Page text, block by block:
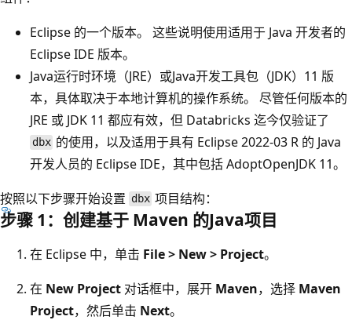
Eclipse 的一个版本。 这些说明使用适用于 Java 开发者的
Eclipse IDE 版本。
Java运行时环境（JRE）或Java开发工具包（JDK）11 版
本，具体取决于本地计算机的操作系统。 尽管任何版本的
JRE 或 JDK 11 都应有效，但 Databricks 迄今仅验证了
dbx 的使用，以及适用于具有 Eclipse 2022-03 R 的 Java
开发人员的 Eclipse IDE，其中包括 AdoptOpenJDK 11。
按照以下步骤开始设置 dbx 项目结构：
步骤 1：创建基于 Maven 的Java项目
在 Eclipse 中，单击 File > New > Project。
在 New Project 对话框中，展开 Maven，选择 Maven
Project，然后单击 Next。